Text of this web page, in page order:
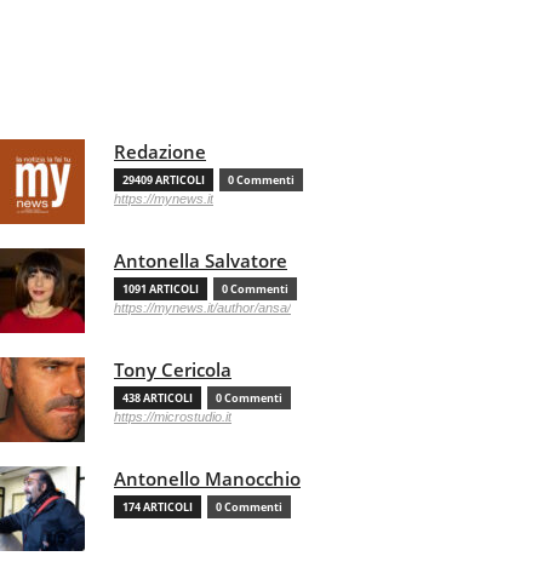
Redazione
29409 ARTICOLI 0 Commenti
https://mynews.it
Antonella Salvatore
1091 ARTICOLI 0 Commenti
https://mynews.it/author/ansa/
Tony Cericola
438 ARTICOLI 0 Commenti
https://microstudio.it
Antonello Manocchio
174 ARTICOLI 0 Commenti